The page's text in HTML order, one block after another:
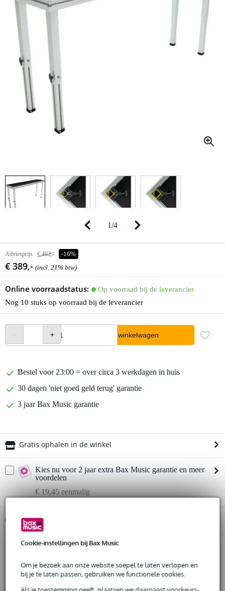
Cookie-instellingen bij Bax Music
Om je bezoek aan onze website soepel te laten verlopen en
bij je te laten passen, gebruiken we functionele cookies.
Als je toestemming geeft, plaatsen we daarnaast voorkeurs-,
1/4
Adviesprijs € 462,- -16%
€ 389,- (incl. 21% btw)
Online voorraadstatus:
Op voorraad bij de leverancier
Nog 10 stuks op voorraad bij de leverancier
In winkelwagen
Bestel voor 23:00 = over circa 3 werkdagen in huis
30 dagen 'niet goed geld terug' garantie
3 jaar Bax Music garantie
Gratis ophalen in de winkel
Kies nu voor 2 jaar extra Bax Music garantie en meer
voordelen
€ 19,45 eenmalig
Huur dit product
Huur dit product al vanaf 28 euro per maand
€ 2.500,-
Gratisthuisbezorgd of op te halen in de winkel
Al na 4 maanden maandelijks opzegbaar
Productinformatie
lengte: 2000 mm
hoogte: 82,3 mm